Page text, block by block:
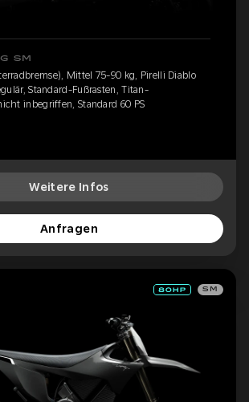
SM
Mittel 75-90 kg, Pirelli Diablo
Standard-Fußrasten, Titan-
inbegriffen, Standard 60 PS
Weitere Infos
Anfragen
SM